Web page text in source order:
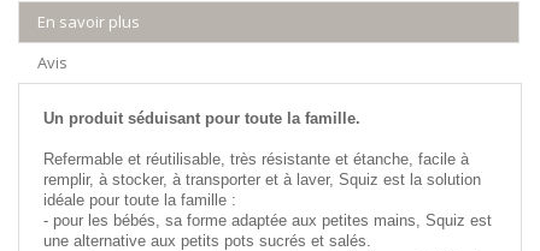
En savoir plus
Avis
Un produit séduisant pour toute la famille.
Refermable et réutilisable, très résistante et étanche, facile à
remplir, à stocker, à transporter et à laver, Squiz est la solution
idéale pour toute la famille :
- pour les bébés, sa forme adaptée aux petites mains, Squiz est
une alternative aux petits pots sucrés et salés.